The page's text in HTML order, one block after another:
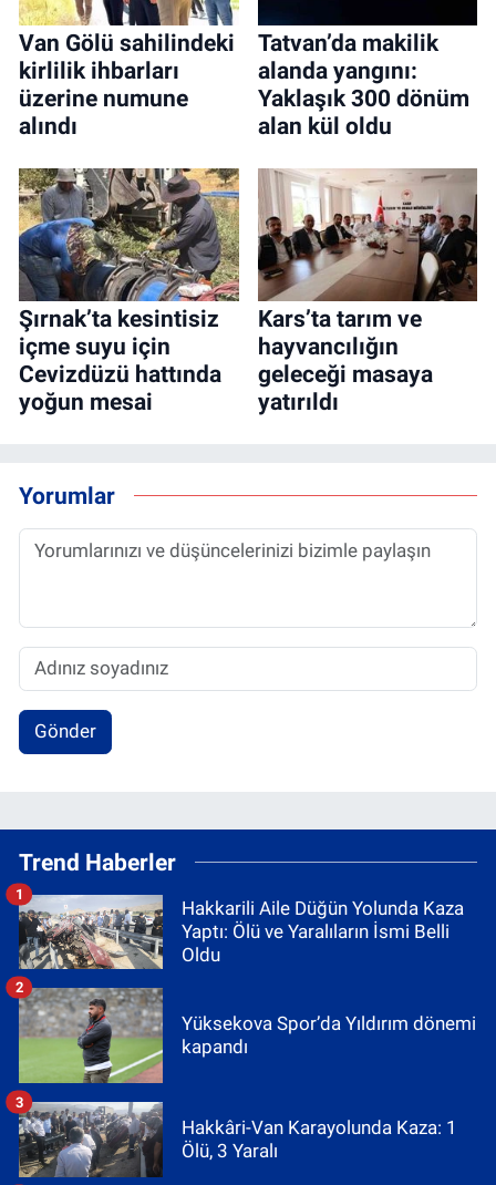
Van Gölü sahilindeki
kirlilik ihbarları
üzerine numune
alındı
Tatvan’da makilik
alanda yangını:
Yaklaşık 300 dönüm
alan kül oldu
Şırnak’ta kesintisiz
içme suyu için
Cevizdüzü hattında
yoğun mesai
Kars’ta tarım ve
hayvancılığın
geleceği masaya
yatırıldı
Yorumlar
Gönder
Trend Haberler
Hakkarili Aile Düğün Yolunda Kaza
Yaptı: Ölü ve Yaralıların İsmi Belli
Oldu
1
Yüksekova Spor’da Yıldırım dönemi
kapandı
2
Hakkâri-Van Karayolunda Kaza: 1
Ölü, 3 Yaralı
3